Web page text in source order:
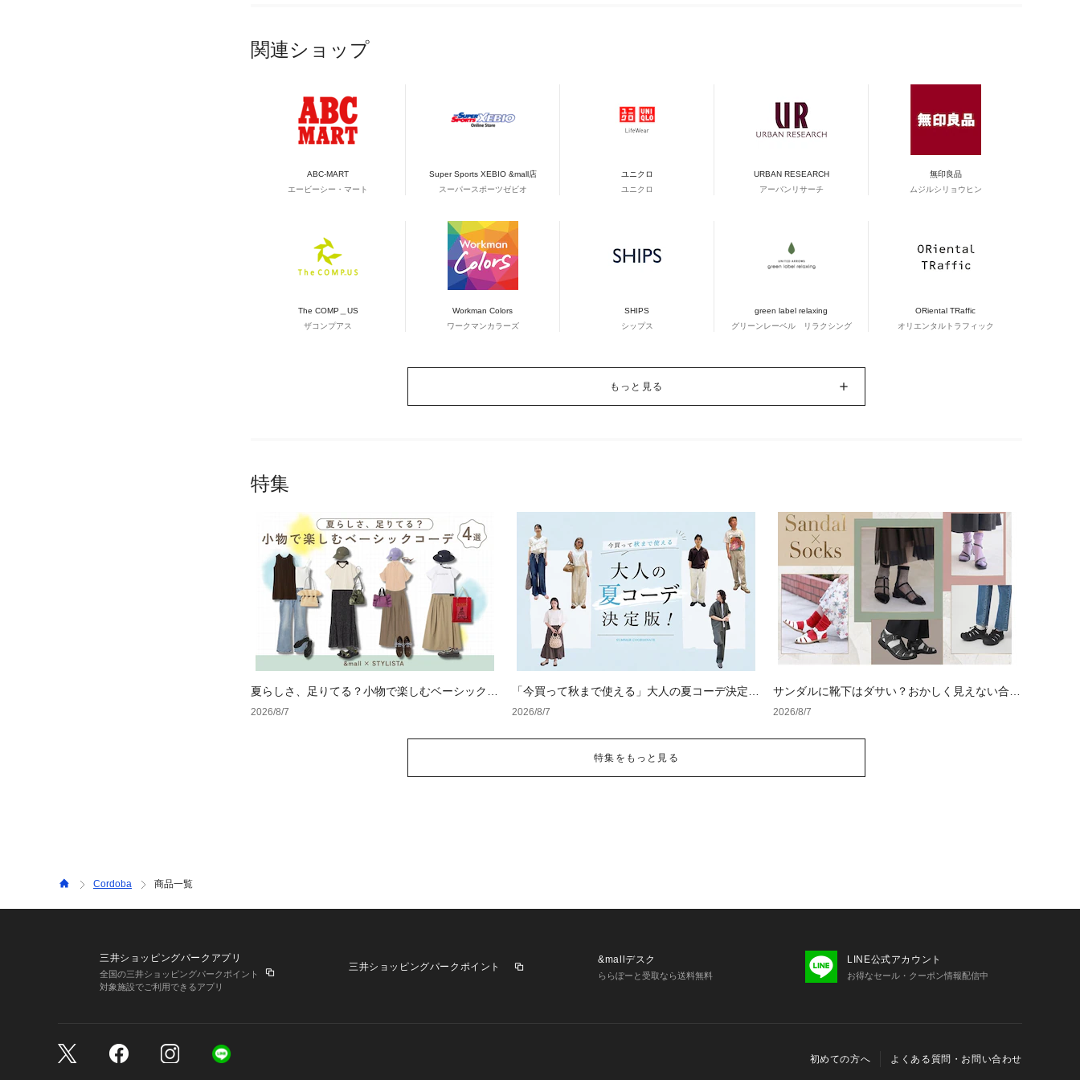
関連ショップ
ABC-MART
エービーシー・マート
Super Sports XEBIO &mall店
スーパースポーツゼビオ
ユニクロ
ユニクロ
URBAN RESEARCH
アーバンリサーチ
無印良品
ムジルシリョウヒン
The COMP＿US
ザコンプアス
Workman Colors
ワークマンカラーズ
SHIPS
シップス
green label relaxing
グリーンレーベル リラクシング
ORiental TRaffic
オリエンタルトラフィック
もっと見る
特集
夏らしさ、足りてる？小物で楽しむベーシックコ
ーデ4選
2026/8/7
「今買って秋まで使える」大人の夏コーデ決定
版！男女別正解スタイルとNGな着こなし
2026/8/7
サンダルに靴下はダサい？おかしく見えない合わ
せ方の黄金法則と男女別おすすめコーデ
2026/8/7
特集をもっと見る
Cordoba 商品一覧
三井ショッピングパークアプリ
全国の三井ショッピングパークポイント
対象施設でご利用できるアプリ
三井ショッピングパークポイント
&mallデスク
ららぽーと受取なら送料無料
LINE公式アカウント
お得なセール・クーポン情報配信中
初めての方へ よくある質問・お問い合わせ